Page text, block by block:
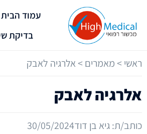
עמוד הבית
בדיקת
ראשי >מאמרים >אלרגיה לאבק
אלרגיה לאבק
כותב/ת:גיא בן דוד30/05/2024